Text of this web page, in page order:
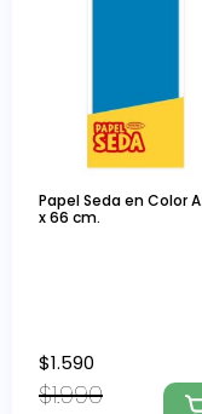
Papel Seda en Color
x 66 cm.
$1.990
$1.590